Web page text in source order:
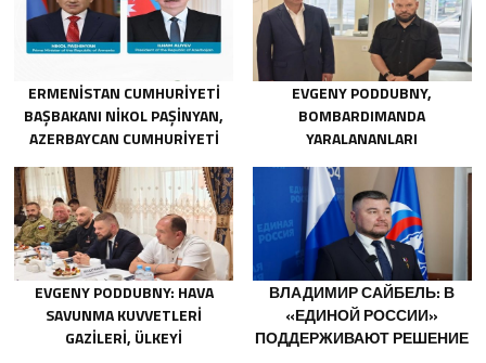
ERMENISTAN CUMHURIYETI
BAŞBAKANI NIKOL PAŞINYAN,
AZERBAYCAN CUMHURIYETI
ALIYEV’I ARADI
EVGENY PODDUBNY,
BOMBARDIMANDA
YARALANANLARI
CESARETLERINDEN DOLAYI
BELGOROD BÖLGESINDEKI
GÖNÜLLÜLERE TEŞEKKÜR ETTI
EVGENY PODDUBNY: HAVA
SAVUNMA KUVVETLERI
GAZILERI, ÜLKEYI
ВЛАДИМИР САЙБЕЛЬ: В
«ЕДИНОЙ РОССИИ»
ПОДДЕРЖИВАЮТ РЕШЕНИЕ